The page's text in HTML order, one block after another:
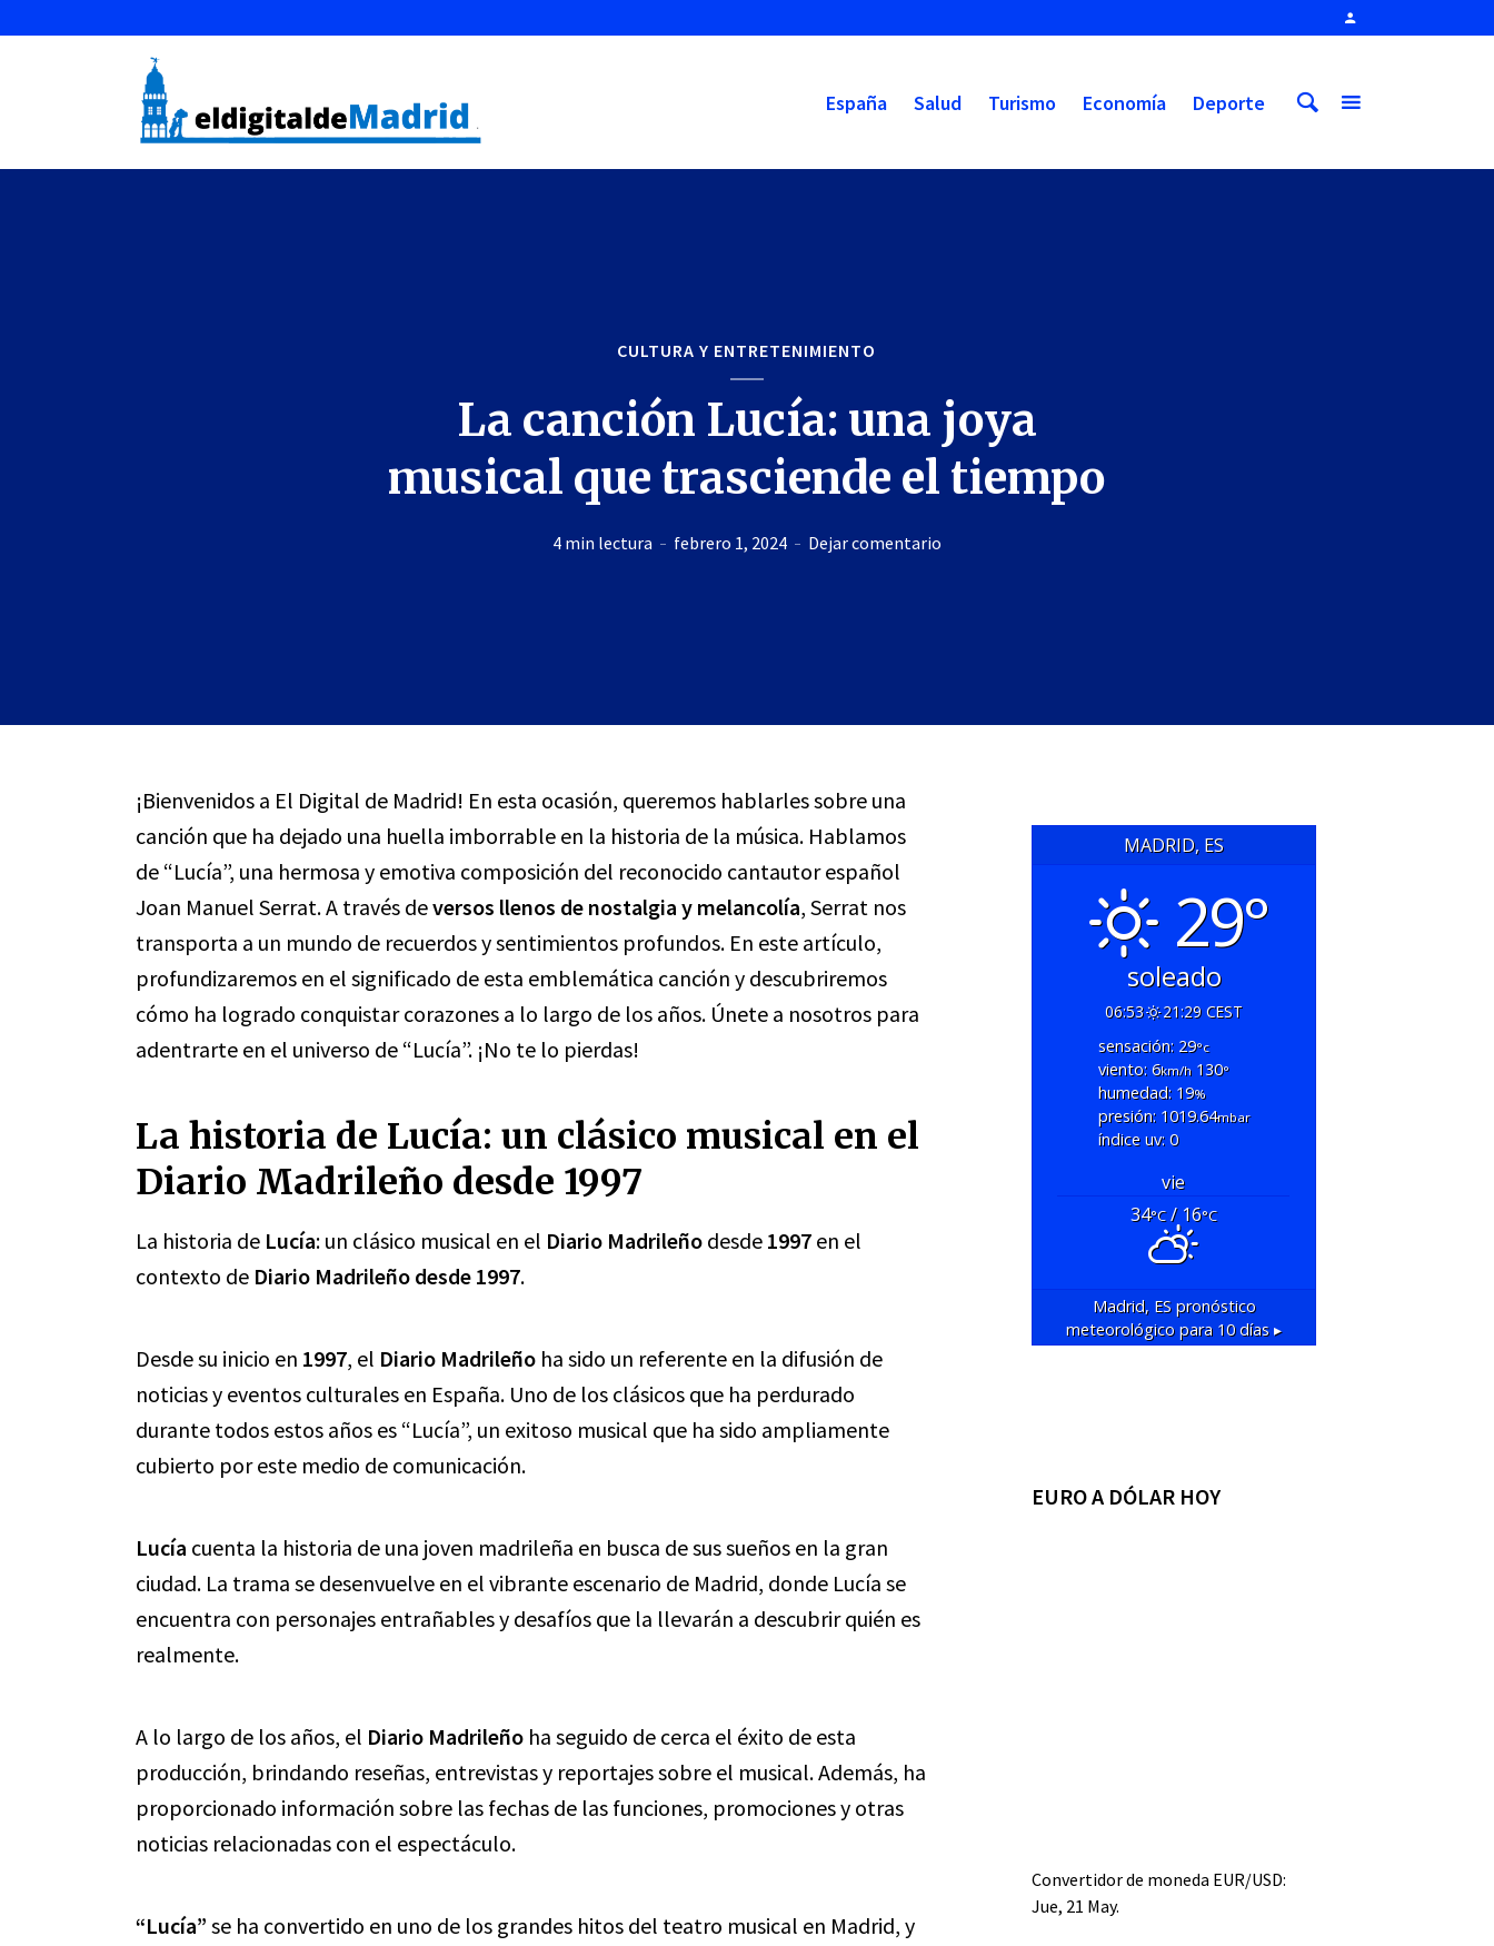
España Salud Turismo Economía Deporte
CULTURA Y ENTRETENIMIENTO
La canción Lucía: una joya
musical que trasciende el tiempo
4 min lectura febrero 1, 2024 Dejar comentario
¡Bienvenidos a El Digital de Madrid! En esta ocasión, queremos hablarles sobre una
canción que ha dejado una huella imborrable en la historia de la música. Hablamos
de “Lucía”, una hermosa y emotiva composición del reconocido cantautor español
Joan Manuel Serrat. A través deversos llenos de nostalgia y melancolía, Serrat nos
transporta a un mundo de recuerdos y sentimientos profundos. En este artículo,
profundizaremos en el significado de esta emblemática canción y descubriremos
cómo ha logrado conquistar corazones a lo largo de los años. Únete a nosotros para
adentrarte en el universo de “Lucía”. ¡No te lo pierdas!
La historia de Lucía: un clásico musical en el
Diario Madrileño desde 1997
La historia de Lucía: un clásico musical en el Diario Madrileño desde 1997 en el
contexto de Diario Madrileño desde 1997.
Desde su inicio en 1997, el Diario Madrileño ha sido un referente en la difusión de
noticias y eventos culturales en España. Uno de los clásicos que ha perdurado
durante todos estos años es “Lucía”, un exitoso musical que ha sido ampliamente
cubierto por este medio de comunicación.
Lucía cuenta la historia de una joven madrileña en busca de sus sueños en la gran
ciudad. La trama se desenvuelve en el vibrante escenario de Madrid, donde Lucía se
encuentra con personajes entrañables y desafíos que la llevarán a descubrir quién es
realmente.
A lo largo de los años, el Diario Madrileño ha seguido de cerca el éxito de esta
producción, brindando reseñas, entrevistas y reportajes sobre el musical. Además, ha
proporcionado información sobre las fechas de las funciones, promociones y otras
noticias relacionadas con el espectáculo.
“Lucía” se ha convertido en uno de los grandes hitos del teatro musical en Madrid, y
MADRID, ES
29°
soleado
06:53
21:29 CEST
sensación: 29°c
viento: 6km/h130°
humedad: 19%
presión: 1019.64mbar
índice uv: 0
vie
34°C/ 16°C
Madrid, ESpronóstico
meteorológico para 10 días ▸
EURO A DÓLAR HOY
Convertidor de moneda EUR/USD:
Jue, 21 May.